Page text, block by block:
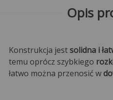
Opis
Konstrukcja jestsolidna i
temu oprócz szybkiego
łatwo można przenosić w